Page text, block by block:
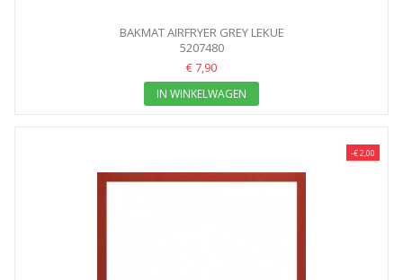
BAKMAT AIRFRYER GREY LEKUE
5207480
€ 7,90
IN WINKELWAGEN
-€ 2,00